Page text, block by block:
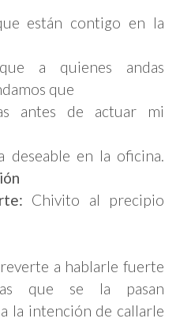
están contigo en la
a quienes andas
que
antes de actuar mi
deseable en la oficina.
: Chivito al precipio
a hablarle fuerte
que se la pasan
la intención de callarle